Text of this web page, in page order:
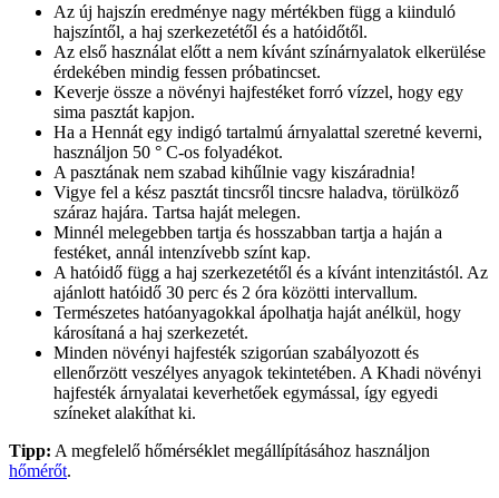
Az új hajszín eredménye nagy mértékben függ a kiinduló
hajszíntől, a haj szerkezetétől és a hatóidőtől.
Az első használat előtt a nem kívánt színárnyalatok elkerülése
érdekében mindig fessen próbatincset.
Keverje össze a növényi hajfestéket forró vízzel, hogy egy
sima pasztát kapjon.
Ha a Hennát egy indigó tartalmú árnyalattal szeretné keverni,
használjon 50 ° C-os folyadékot.
A pasztának nem szabad kihűlnie vagy kiszáradnia!
Vigye fel a kész pasztát tincsről tincsre haladva, törülköző
száraz hajára. Tartsa haját melegen.
Minnél melegebben tartja és hosszabban tartja a haján a
festéket, annál intenzívebb színt kap.
A hatóidő függ a haj szerkezetétől és a kívánt intenzitástól. Az
ajánlott hatóidő 30 perc és 2 óra közötti intervallum.
Természetes hatóanyagokkal ápolhatja haját anélkül, hogy
károsítaná a haj szerkezetét.
Minden növényi hajfesték szigorúan szabályozott és
ellenőrzött veszélyes anyagok tekintetében. A Khadi növényi
hajfesték árnyalatai keverhetőek egymással, így egyedi
színeket alakíthat ki.
Tipp: A megfelelő hőmérséklet megállípításához használjon
hőmérőt.